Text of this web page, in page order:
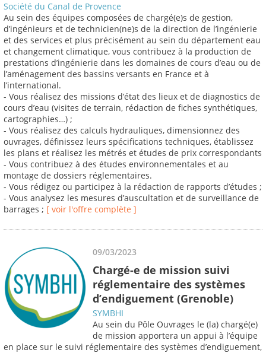
Société du Canal de Provence
Au sein des équipes composées de chargé(e)s de gestion,
d’ingénieurs et de technicien(ne)s de la direction de l’ingénierie
et des services et plus précisément au sein du département eau
et changement climatique, vous contribuez à la production de
prestations d’ingénierie dans les domaines de cours d’eau ou de
l’aménagement des bassins versants en France et à
l’international.
- Vous réalisez des missions d’état des lieux et de diagnostics de
cours d’eau (visites de terrain, rédaction de fiches synthétiques,
cartographies…) ;
- Vous réalisez des calculs hydrauliques, dimensionnez des
ouvrages, définissez leurs spécifications techniques, établissez
les plans et réalisez les métrés et études de prix correspondants
- Vous contribuez à des études environnementales et au
montage de dossiers réglementaires.
- Vous rédigez ou participez à la rédaction de rapports d’études ;
- Vous analysez les mesures d’auscultation et de surveillance de
barrages ; [ voir l'offre complète ]
09/03/2023
Chargé-e de mission suivi
réglementaire des systèmes
d’endiguement (Grenoble)
SYMBHI
Au sein du Pôle Ouvrages le (la) chargé(e)
de mission apportera un appui à l’équipe
en place sur le suivi réglementaire des systèmes d’endiguement,